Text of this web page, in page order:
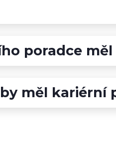
poradce měl
měl kariérní